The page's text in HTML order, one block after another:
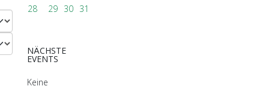
28
29 30 31
NÄCHSTE
EVENTS
Keine